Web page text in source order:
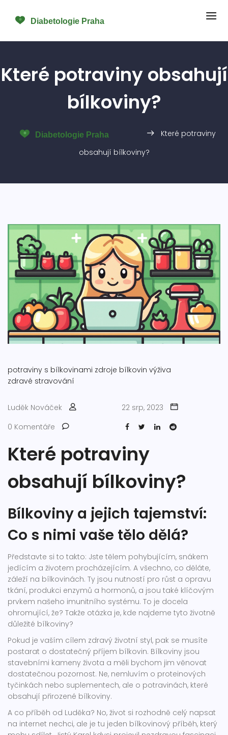
Které potraviny obsahují
bílkoviny?
Které potraviny
obsahují bílkoviny?
potraviny s bílkovinami zdroje bílkovin výživa
zdravé stravování
Luděk Nováček
22 srp, 2023
0 Komentáře
Které potraviny
obsahují bílkoviny?
Bílkoviny a jejich tajemství:
Co s nimi vaše tělo dělá?
Představte si to takto: Jste tělem pohybujícím, snákem
jedícím a životem procházejícím. A všechno, co děláte,
záleží na bílkovinách. Ty jsou nutností pro růst a opravu
tkání, produkci enzymů a hormonů, a jsou také klíčovým
prvkem našeho imunitního systému. To je docela
ohromující, že? Takže otázka je, kde najdeme tyto životně
důležité bílkoviny?
Pokud je vaším cílem zdravý životní styl, pak se musíte
postarat o dostatečný příjem bílkovin. Bílkoviny jsou
stavebními kameny života a měli bychom jim věnovat
dostatečnou pozornost. Ne, nemluvím o proteinových
tyčinkách nebo suplementech, ale o potravinách, které
obsahují přirozené bílkoviny.
A co příběh od Luděka? No, život si rozhodně celý napsat
na internet nechci, ale je tu jeden bílkovinový příběh, který